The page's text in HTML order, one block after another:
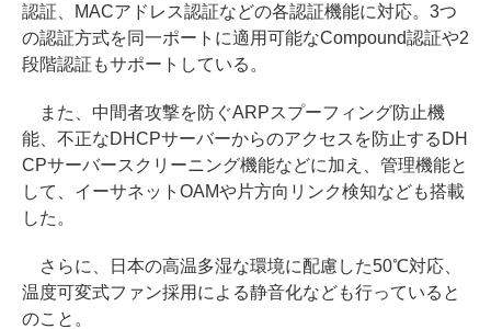
認証、MACアドレス認証などの各認証機能に対応。3つ
の認証方式を同一ポートに適用可能なCompound認証や2
段階認証もサポートしている。
また、中間者攻撃を防ぐARPスプーフィング防止機
能、不正なDHCPサーバーからのアクセスを防止するDH
CPサーバースクリーニング機能などに加え、管理機能と
して、イーサネットOAMや片方向リンク検知なども搭載
した。
さらに、日本の高温多湿な環境に配慮した50℃対応、
温度可変式ファン採用による静音化なども行っていると
のこと。